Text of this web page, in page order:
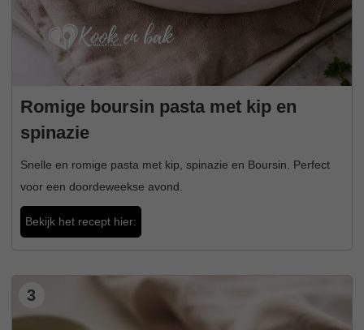
Romige boursin pasta met kip en
spinazie
Snelle en romige pasta met kip, spinazie en Boursin. Perfect
voor een doordeweekse avond.
Bekijk het recept hier:
3